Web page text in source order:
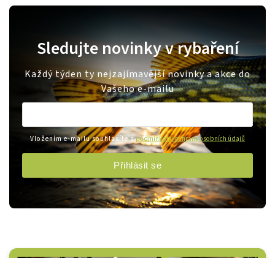
Sledujte novinky v rybaření
Každý týden ty nejzajímavější novinky a akce do
Vašeho e-mailu
Vložením e-mailu souhlasíte spodmínkami ochrany osobních údajů
Přihlásit se